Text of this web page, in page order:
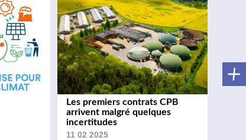
Les premiers contrats CPB
arrivent malgré quelques
incertitudes
11 02 2025